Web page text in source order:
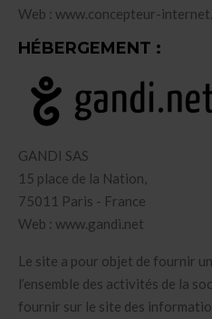
Web : www.concepteur-
HÉBERGEMENT :
GANDI SAS
15 place de la Nation,
75011 Paris - France
Web : www.gandi.net
Le site a pour objet de fournir
l’ensemble des activités de la
fournir sur le site des